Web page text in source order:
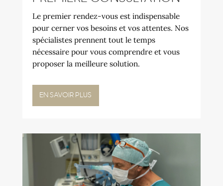
Le premier rendez-vous est indispensable
pour cerner vos besoins et vos attentes. Nos
spécialistes prennent tout le temps
nécessaire pour vous comprendre et vous
proposer la meilleure solution.
EN SAVOIR PLUS